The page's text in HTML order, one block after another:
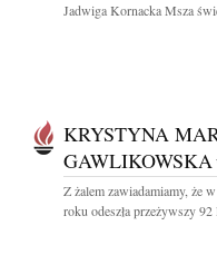
Jadwiga Kornacka Msza
KRYSTYNA
GAWLIKOWSKA
Z żalem zawiadamiamy, że
roku odeszła przeżywszy 92